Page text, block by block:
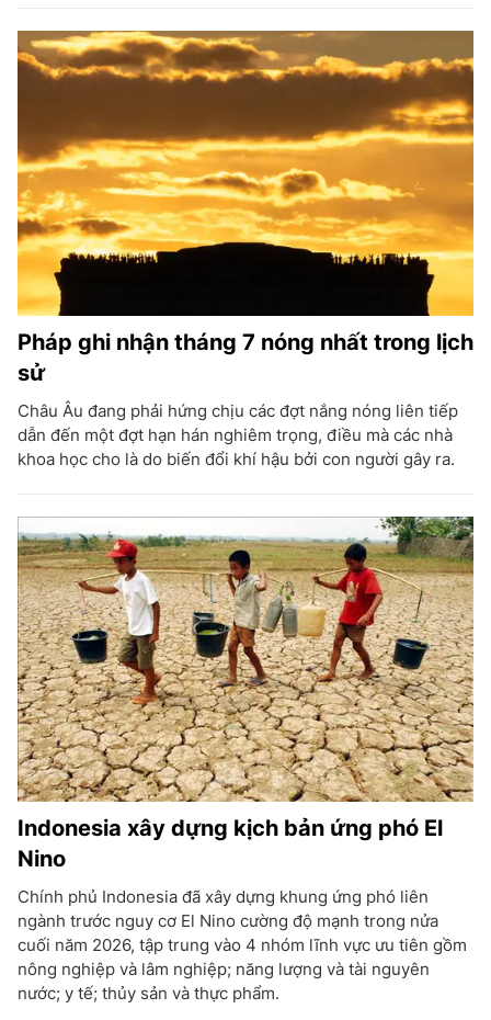
Pháp ghi nhận tháng 7 nóng nhất trong lịch
sử
Châu Âu đang phải hứng chịu các đợt nắng nóng liên tiếp
dẫn đến một đợt hạn hán nghiêm trọng, điều mà các nhà
khoa học cho là do biến đổi khí hậu bởi con người gây ra.
Indonesia xây dựng kịch bản ứng phó El
Nino
Chính phủ Indonesia đã xây dựng khung ứng phó liên
ngành trước nguy cơ El Nino cường độ mạnh trong nửa
cuối năm 2026, tập trung vào 4 nhóm lĩnh vực ưu tiên gồm
nông nghiệp và lâm nghiệp; năng lượng và tài nguyên
nước; y tế; thủy sản và thực phẩm.